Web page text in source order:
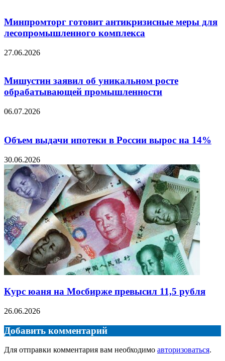
Минпромторг готовит антикризисные меры для
лесопромышленного комплекса
27.06.2026
Мишустин заявил об уникальном росте
обрабатывающей промышленности
06.07.2026
Объем выдачи ипотеки в России вырос на 14%
30.06.2026
Курс юаня на Мосбирже превысил 11,5 рубля
26.06.2026
Добавить комментарий
Для отправки комментария вам необходимо авторизоваться.